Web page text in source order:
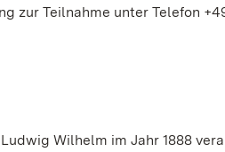
Teilnahme unter Telefon
Wilhelm im Jahr 1888